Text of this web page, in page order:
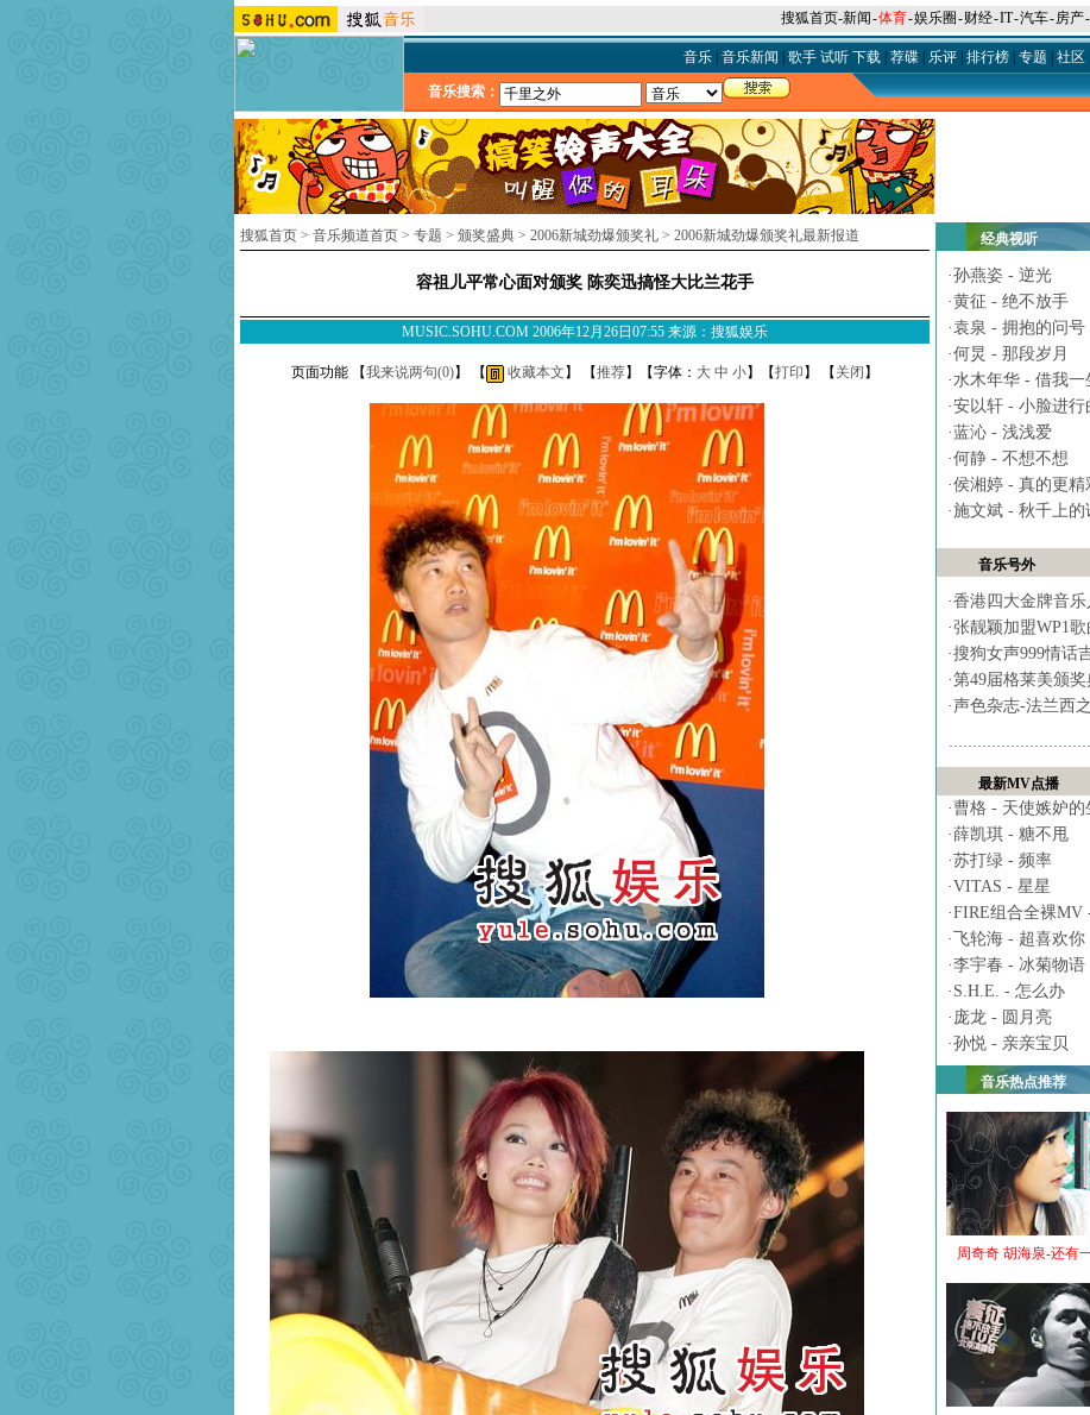
搜狐首页-新闻-体育-娱乐圈 -财经-IT-汽车-房产-
音乐| 音乐新闻 歌手 试听 下载| 荐碟| 乐评| 排行榜| 专题 社区
音乐搜索：
搜狐首页 > 音乐频道首页 > 专题 > 颁奖盛典 > 2006新城劲爆颁奖礼 > 2006新城劲爆颁奖礼最新报道
容祖儿平常心面对颁奖 陈奕迅搞怪大比兰花手
MUSIC.SOHU.COM 2006年12月26日07:55 来源：搜狐娱乐
页面功能 【我来说两句(0)】 【 收藏本文 】 【推荐】【字体： 大 中 小】【打印 】 【 关闭 】
经典视听
·孙燕姿 - 逆光
·黄征 - 绝不放手
·袁泉 - 拥抱的问号
·何炅 - 那段岁月
·水木年华 - 借我一
·安以轩 - 小脸进行
·蓝沁 - 浅浅爱
·何静 - 不想不想
·侯湘婷 - 真的更精
·施文斌 - 秋千上的
音乐号外
·香港四大金牌音乐
·张靓颖加盟WP1歌
·搜狗女声999情话
·第49届格莱美颁
·声色杂志-法兰西
最新MV点播
·曹格 - 天使嫉妒的
·薛凯琪 - 糖不甩
·苏打绿 - 频率
·VITAS - 星星
·FIRE组合全裸MV
· 飞轮海 - 超喜欢你
·李宇春 - 冰菊物语
· S.H.E. - 怎么办
· 庞龙 - 圆月亮
·孙悦 - 亲亲宝贝
音乐热点推荐
周奇奇 胡海泉-还有